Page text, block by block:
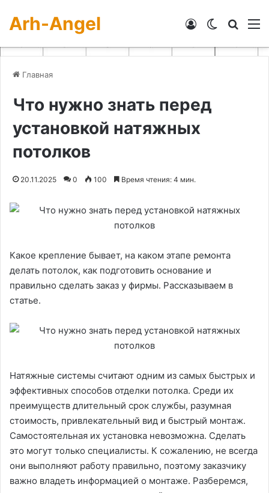
Arh-Angel Switch skin
Войти
Главная
Что нужно знать перед
установкой натяжных
потолков
20.11.2025 0 100 Время чтения: 4 мин.
Какое крепление бывает, на каком этапе ремонта
делать потолок, как подготовить основание и
правильно сделать заказ у фирмы. Рассказываем в
статье.
Натяжные системы считают одним из самых быстрых и
эффективных способов отделки потолка. Среди их
преимуществ длительный срок службы, разумная
стоимость, привлекательный вид и быстрый монтаж.
Самостоятельная их установка невозможна. Сделать
это могут только специалисты. К сожалению, не всегда
они выполняют работу правильно, поэтому заказчику
важно владеть информацией о монтаже. Разберемся,